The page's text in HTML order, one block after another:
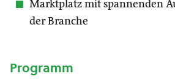
Marktplatz mit spannenden
der Branche
Programm